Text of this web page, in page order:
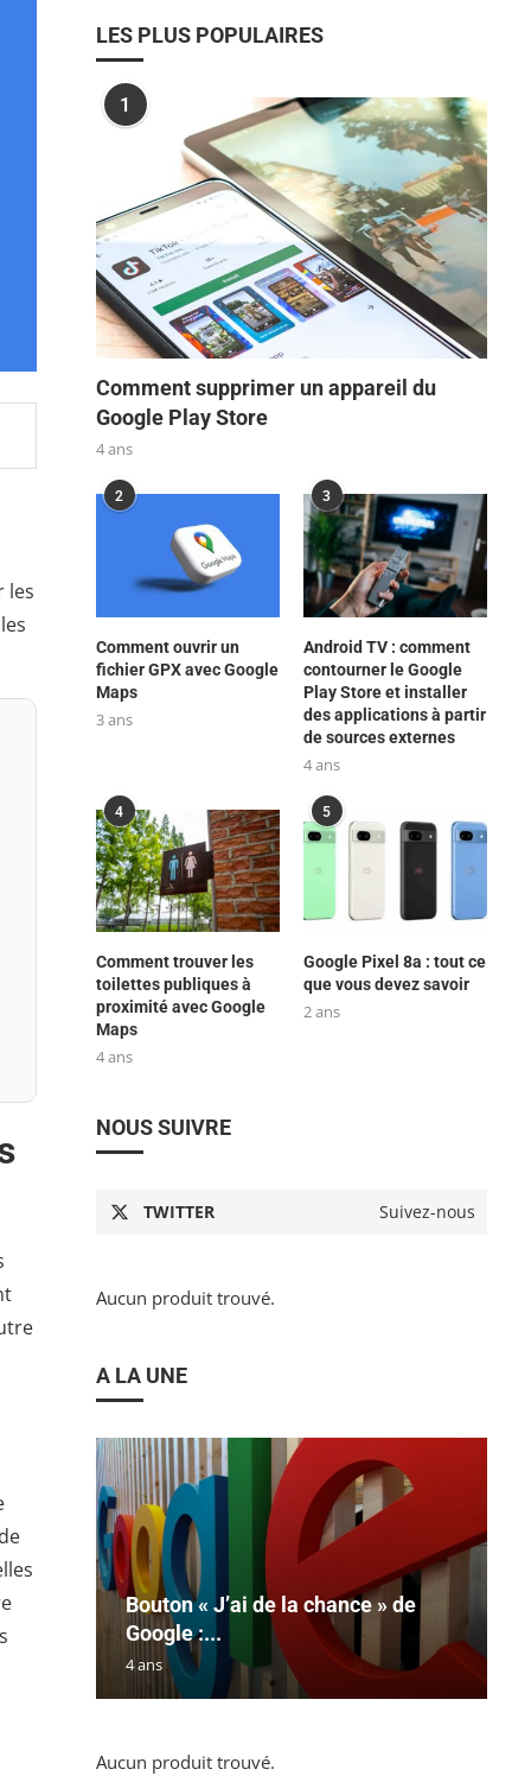
les
LES PLUS POPULAIRES
1
Comment supprimer un appareil du
Google Play Store
4 ans
2
Comment ouvrir un
fichier GPX avec Google
Maps
3 ans
3
Android TV : comment
contourner le Google
Play Store et installer
des applications à partir
de sources externes
4 ans
4
Comment trouver les
toilettes publiques à
proximité avec Google
Maps
4 ans
5
Google Pixel 8a : tout ce
que vous devez savoir
2 ans
NOUS SUIVRE
TWITTER Suivez-nous
Aucun produit trouvé.
A LA UNE
Bouton « J’ai de la chance » de
Google :...
4 ans
Aucun produit trouvé.